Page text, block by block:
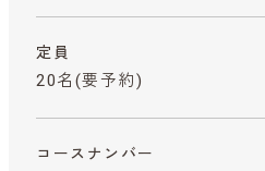
定員
20名(要予約)
コースナンバー